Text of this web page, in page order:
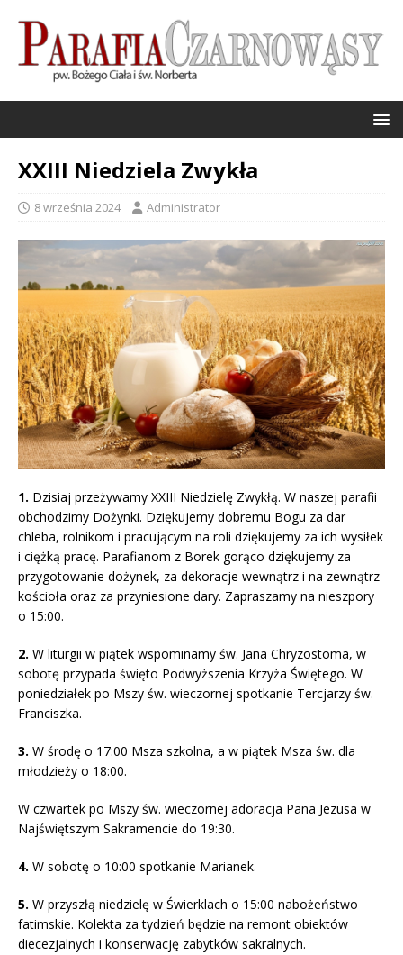
XXIII Niedziela Zwykła
8 września 2024 Administrator
1. Dzisiaj przeżywamy XXIII Niedzielę Zwykłą. W naszej parafii
obchodzimy Dożynki. Dziękujemy dobremu Bogu za dar
chleba, rolnikom i pracującym na roli dziękujemy za ich wysiłek
i ciężką pracę. Parafianom z Borek gorąco dziękujemy za
przygotowanie dożynek, za dekoracje wewnątrz i na zewnątrz
kościoła oraz za przyniesione dary. Zapraszamy na nieszpory
o 15:00.
2. W liturgii w piątek wspominamy św. Jana Chryzostoma, w
sobotę przypada święto Podwyższenia Krzyża Świętego. W
poniedziałek po Mszy św. wieczornej spotkanie Tercjarzy św.
Franciszka.
3. W środę o 17:00 Msza szkolna, a w piątek Msza św. dla
młodzieży o 18:00.
W czwartek po Mszy św. wieczornej adoracja Pana Jezusa w
Najświętszym Sakramencie do 19:30.
4. W sobotę o 10:00 spotkanie Marianek.
5. W przyszłą niedzielę w Świerklach o 15:00 nabożeństwo
fatimskie. Kolekta za tydzień będzie na remont obiektów
diecezjalnych i konserwację zabytków sakralnych.